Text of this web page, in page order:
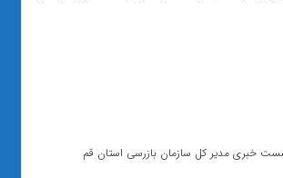
خبری مدیر کل سازمان بازرسی استان قم